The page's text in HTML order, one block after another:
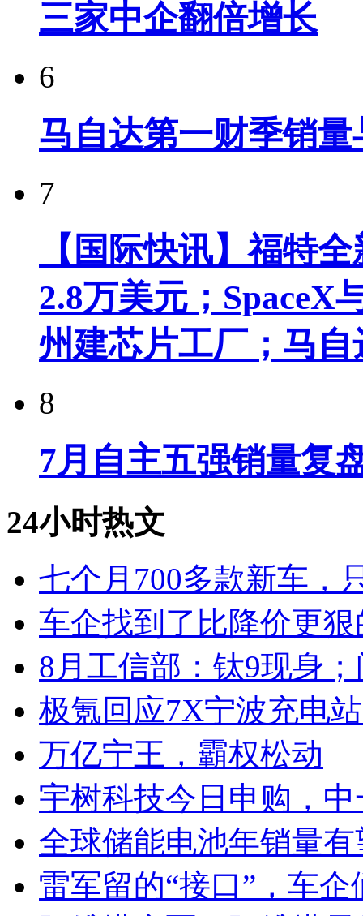
三家中企翻倍增长
6
马自达第一财季销
7
【国际快讯】福特
2.8万美元；SpaceX
州建芯片工厂；马
8
7月自主五强销量复
24小时热文
七个月700多款新车，
车企找到了比降价更
8月工信部：钛9现身
极氪回应7X宁波充电
万亿宁王，霸权松动
宇树科技今日申购，
全球储能电池年销量
雷军留的“接口”，车